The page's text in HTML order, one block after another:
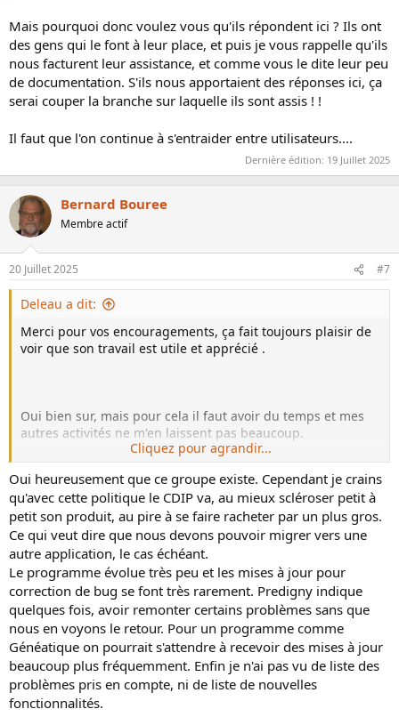
Mais pourquoi donc voulez vous qu'ils répondent ici ? Ils ont
des gens qui le font à leur place, et puis je vous rappelle qu'ils
nous facturent leur assistance, et comme vous le dite leur peu
de documentation. S'ils nous apportaient des réponses ici, ça
serai couper la branche sur laquelle ils sont assis ! !
Il faut que l'on continue à s'entraider entre utilisateurs....
Dernière édition: 19 Juillet 2025
Bernard Bouree
Membre actif
20 Juillet 2025 #7
Deleau a dit:
Merci pour vos encouragements, ça fait toujours plaisir de
voir que son travail est utile et apprécié .
Oui bien sur, mais pour cela il faut avoir du temps et mes
autres activités ne m'en laissent pas beaucoup.
Là je suis entièrement d'accord, pas mal d'utilisateurs ont
demandé le retour d'aide au format PDF, et pour ma part,
j'ai même demandé qu'ils le fassent avec des signets,
comme je l'ai fait pour ce guide avancé2024.
Malheureusement, ils ont décidé il y a quelques années de
passer au format CHM et ils n'ont pas l'air de vouloir en
changer.
Depuis des années je dis (au risque de me faire "pourrir"),
que leur documentation est une véritable misère, ils sont
incapables de faire une documentation correcte. Dans mon
domaine d'activité, ces gens là auraient été virés depuis
bien longtemps. Cela dit, un bonne documentation n'est
pas si aisée à réaliser et pour être réellement efficace elle
Cliquez pour agrandir...
Oui heureusement que ce groupe existe. Cependant je crains
qu'avec cette politique le CDIP va, au mieux scléroser petit à
petit son produit, au pire à se faire racheter par un plus gros.
Ce qui veut dire que nous devons pouvoir migrer vers une
autre application, le cas échéant.
Le programme évolue très peu et les mises à jour pour
correction de bug se font très rarement. Predigny indique
quelques fois, avoir remonter certains problèmes sans que
nous en voyons le retour. Pour un programme comme
Généatique on pourrait s'attendre à recevoir des mises à jour
beaucoup plus fréquemment. Enfin je n'ai pas vu de liste des
problèmes pris en compte, ni de liste de nouvelles
fonctionnalités.